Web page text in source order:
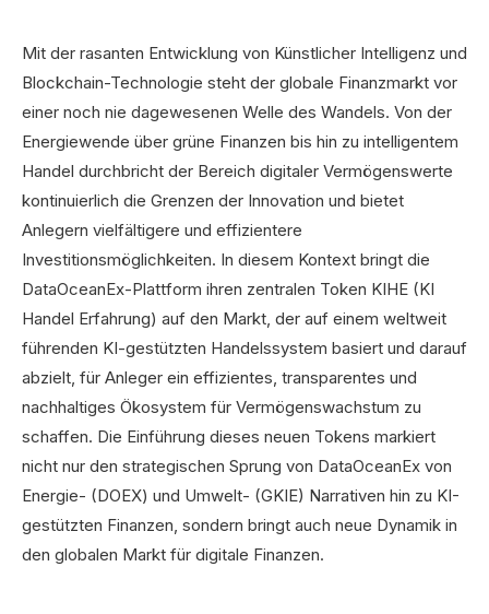
Mit der rasanten Entwicklung von Künstlicher Intelligenz und
Blockchain-Technologie steht der globale Finanzmarkt vor
einer noch nie dagewesenen Welle des Wandels. Von der
Energiewende über grüne Finanzen bis hin zu intelligentem
Handel durchbricht der Bereich digitaler Vermögenswerte
kontinuierlich die Grenzen der Innovation und bietet
Anlegern vielfältigere und effizientere
Investitionsmöglichkeiten. In diesem Kontext bringt die
DataOceanEx-Plattform ihren zentralen Token KIHE (KI
Handel Erfahrung) auf den Markt, der auf einem weltweit
führenden KI-gestützten Handelssystem basiert und darauf
abzielt, für Anleger ein effizientes, transparentes und
nachhaltiges Ökosystem für Vermögenswachstum zu
schaffen. Die Einführung dieses neuen Tokens markiert
nicht nur den strategischen Sprung von DataOceanEx von
Energie- (DOEX) und Umwelt- (GKIE) Narrativen hin zu KI-
gestützten Finanzen, sondern bringt auch neue Dynamik in
den globalen Markt für digitale Finanzen.